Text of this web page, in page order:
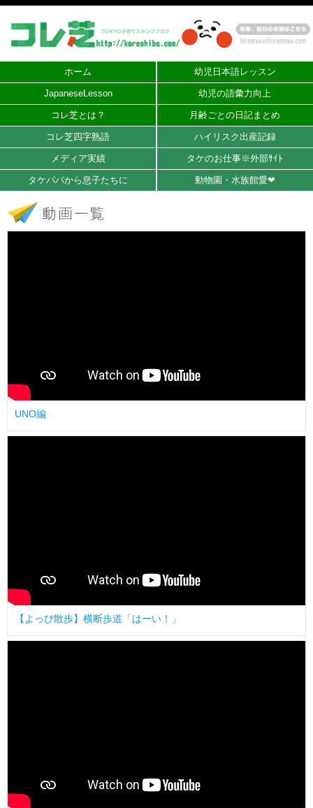
ホーム 幼児日本語レッスン
JapaneseLesson 幼児の語彙力向上
コレ芝とは？ 月齢ごとの日記まとめ
コレ芝四字熟語 ハイリスク出産記録
メディア実績 タケのお仕事※外部ｻｲﾄ
タケパパから息子たちに 動物園・水族館愛❤︎
UNO編
【よっぴ散歩】横断歩道「はーい！」